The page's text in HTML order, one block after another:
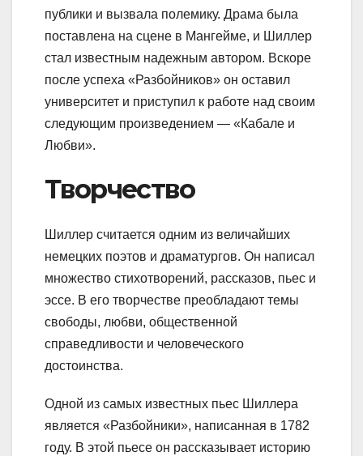
публики и вызвала полемику. Драма была
поставлена на сцене в Мангейме, и Шиллер
стал известным надежным автором. Вскоре
после успеха «Разбойников» он оставил
университет и приступил к работе над своим
следующим произведением — «Кабале и
Любви».
Творчество
Шиллер считается одним из величайших
немецких поэтов и драматургов. Он написал
множество стихотворений, рассказов, пьес и
эссе. В его творчестве преобладают темы
свободы, любви, общественной
справедливости и человеческого
достоинства.
Одной из самых известных пьес Шиллера
является «Разбойники», написанная в 1782
году. В этой пьесе он рассказывает историю